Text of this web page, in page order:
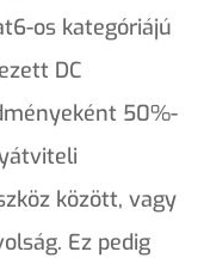
os kategóriájú
DC
50%-
között, vagy
Ez pedig